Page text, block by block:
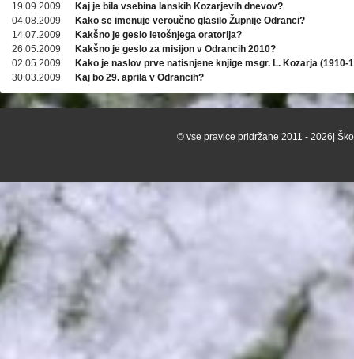
19.09.2009
Kaj je bila vsebina lanskih Kozarjevih dnevov?
04.08.2009
Kako se imenuje veroučno glasilo Župnije Odranci?
14.07.2009
Kakšno je geslo letošnjega oratorija?
26.05.2009
Kakšno je geslo za misijon v Odrancih 2010?
02.05.2009
Kako je naslov prve natisnjene knjige msgr. L. Kozarja (1910-
30.03.2009
Kaj bo 29. aprila v Odrancih?
© vse pravice pridržane 2011 - 2026|